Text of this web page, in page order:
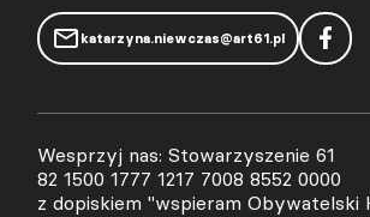
katarzyna.niewczas@art61.pl
Wesprzyj nas: Stowarzyszenie 61
82 1500 1777 1217 7008 8552 0000
z dopiskiem "wspieram Obywatelski